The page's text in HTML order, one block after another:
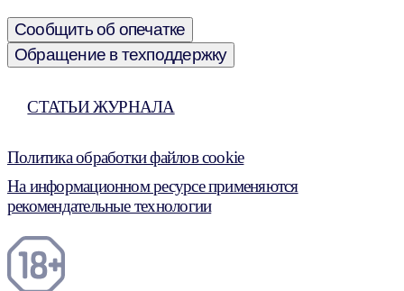
Сообщить об опечатке
Обращение в техподдержку
СТАТЬИ ЖУРНАЛА
Политика обработки файлов cookie
На информационном ресурсе применяются
рекомендательные технологии